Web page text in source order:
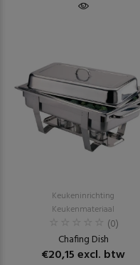
Keukeninrichting
Keukenmateriaal
(0)
Chafing Dish
€20,15 excl. btw